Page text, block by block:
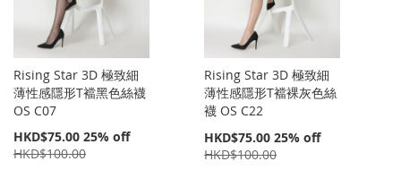
Rising Star 3D 極致細
薄性感隱形T襠黑色絲襪
OS C07
特
價
HKD$75.00 25% off
HKD$100.00
Rising Star 3D 極致細
薄性感隱形T襠裸灰色絲
襪 OS C22
特
價
HKD$75.00 25% off
HKD$100.00